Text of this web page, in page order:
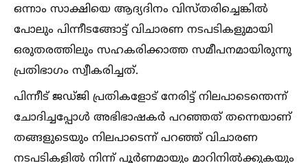
ഒന്നാം സാക്ഷിയെ ആദ്യദിനം വിസ്തരിച്ചെങ്കില്‍
പോലും പിന്നീടങ്ങോട്ട് വിചാരണ നടപടികളുമായി
ഒരുതരത്തിലും സഹകരിക്കാത്ത സമീപനമായിരുന്നു
പ്രതിഭാഗം സ്വീകരിച്ചത്.
പിന്നീട് ജഡ്ജി പ്രതികളോട് നേരിട്ട് നിലപാടെന്തെന്ന്
ചോദിച്ചപ്പോള്‍ അഭിഭാഷകർ പറഞ്ഞത് തന്നെയാണ്
തങ്ങളുടെയും നിലപാടെന്ന് പറഞ്ഞ് വിചാരണ
നടപടികളില്‍ നിന്ന് പൂർണമായും മാറിനില്‍ക്കുകയും